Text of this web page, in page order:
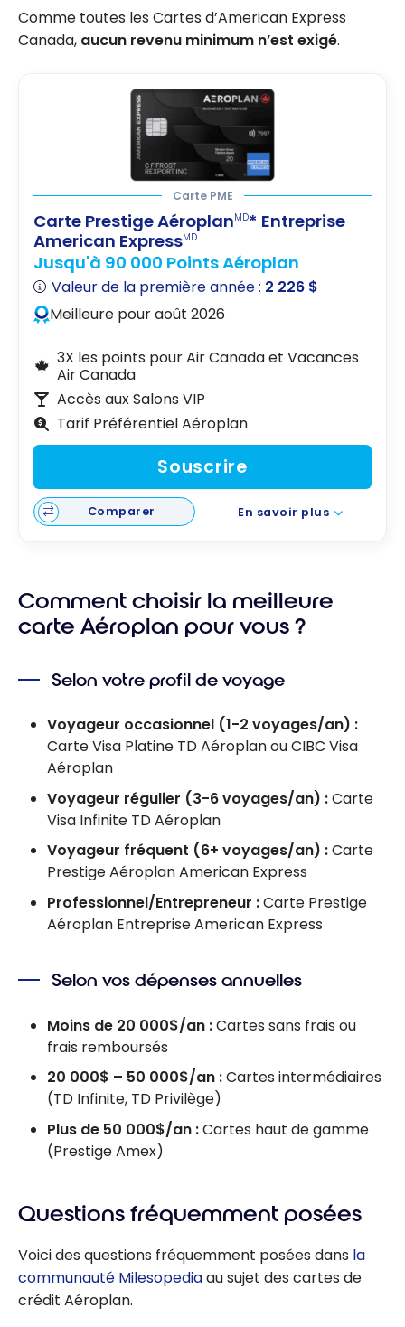
Comme toutes les Cartes d’American Express
Canada, aucun revenu minimum n’est exigé.
Carte PME
Carte Prestige AéroplanMD* Entreprise
American ExpressMD
Jusqu'à 90 000 Points Aéroplan
Valeur de la première année : 2 226 $
Meilleure pour août 2026
3X les points pour Air Canada et Vacances
Air Canada
Accès aux Salons VIP
Tarif Préférentiel Aéroplan
Souscrire
Comparer En savoir plus
Comment choisir la meilleure
carte Aéroplan pour vous ?
Selon votre profil de voyage
Voyageur occasionnel (1-2 voyages/an) :
Carte Visa Platine TD Aéroplan ou CIBC Visa
Aéroplan
Voyageur régulier (3-6 voyages/an) :Carte
Visa Infinite TD Aéroplan
Voyageur fréquent (6+ voyages/an) :Carte
Prestige Aéroplan American Express
Professionnel/Entrepreneur :Carte Prestige
Aéroplan Entreprise American Express
Selon vos dépenses annuelles
Moins de 20 000$/an :Cartes sans frais ou
frais remboursés
20 000$ – 50 000$/an :Cartes intermédiaires
(TD Infinite, TD Privilège)
Plus de 50 000$/an :Cartes haut de gamme
(Prestige Amex)
Questions fréquemment posées
Voici des questions fréquemment posées dans la
communauté Milesopediaau sujet des cartes de
crédit Aéroplan.